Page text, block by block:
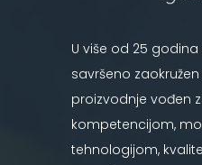
U više od 25
savršeno
proizvodnje vođen
kompetencijom,
tehnologijom,